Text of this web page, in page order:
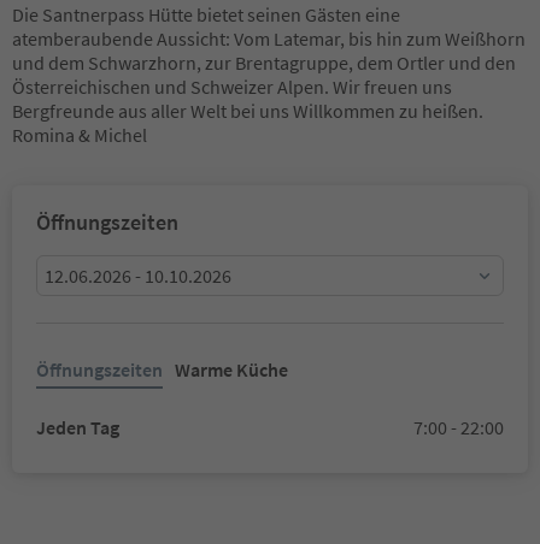
Die Santnerpass Hütte bietet seinen Gästen eine
atemberaubende Aussicht: Vom Latemar, bis hin zum Weißhorn
und dem Schwarzhorn, zur Brentagruppe, dem Ortler und den
Österreichischen und Schweizer Alpen. Wir freuen uns
Bergfreunde aus aller Welt bei uns Willkommen zu heißen.
Romina & Michel
Öffnungszeiten
12.06.2026 - 10.10.2026
Öffnungszeiten Warme Küche
Jeden Tag 7:00 - 22:00